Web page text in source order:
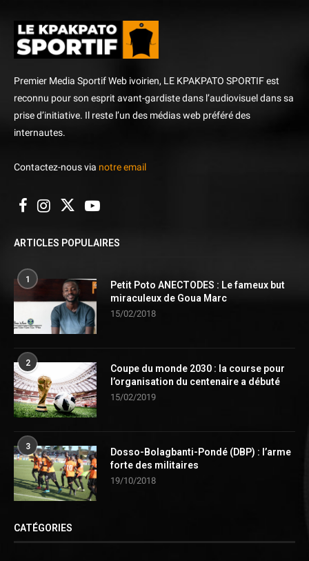
Premier Media Sportif Web ivoirien, LE KPAKPATO SPORTIF est
reconnu pour son esprit avant-gardiste dans l’audiovisuel dans sa
prise d’initiative. Il reste l’un des médias web préféré des
internautes.
Contactez-nous via notre email
ARTICLES POPULAIRES
1
Petit Poto ANECTODES : Le fameux but
miraculeux de Goua Marc
15/02/2018
2
Coupe du monde 2030 : la course pour
l’organisation du centenaire a débuté
15/02/2019
3
Dosso-Bolagbanti-Pondé (DBP) : l’arme
forte des militaires
19/10/2018
CATÉGORIES